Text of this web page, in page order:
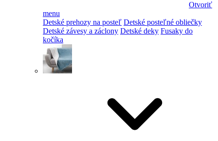
Otvoriť
menu
Detské prehozy na posteľ Detské posteľné obliečky
Detské závesy a záclony Detské deky Fusaky do
kočíka